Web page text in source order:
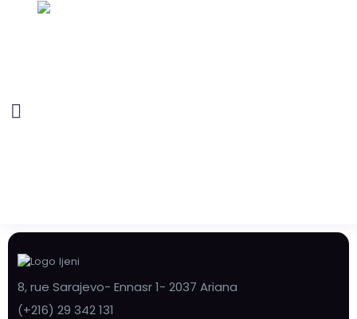
8, rue Sarajevo- Ennasr 1- 2037 Ariana
(+216) 29 342 131